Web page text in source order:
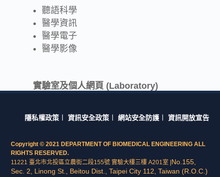
聽語科學
醫學資訊
醫學電子
醫學影像
實驗室及個人網頁 (Laboratory)
隱私權政策︱ 資訊安全政策︱ 網站安全防護︱ 資訊開放宣告
Copyright © 2021 DEPARTMENT OF BIOMEDICAL ENGINEERING ALL
RIGHTS RESERVED.
11221 臺北市北投區立農街二段155號 實驗大樓三樓 A201室 | No.155,
Sec. 2, Linong St., Beitou Dist., Taipei City 112, Taiwan (R.O.C.)